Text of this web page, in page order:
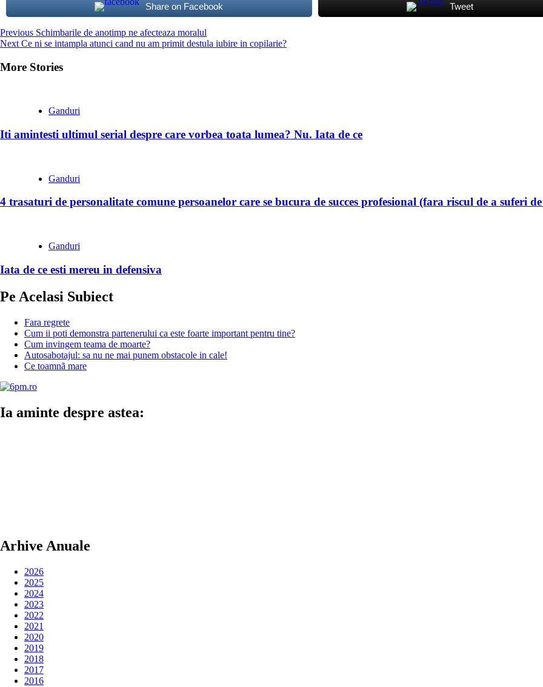
Share on Facebook Tweet
Continue
Reading
Previous Schimbarile de anotimp ne afecteaza moralul
Next Ce ni se intampla atunci cand nu am primit destula iubire in copilarie?
More Stories
Ganduri
Iti amintesti ultimul serial despre care vorbea toata lumea? Nu. Iata de ce
Ganduri
4 trasaturi de personalitate comune persoanelor care se bucura de succes profesional (fara riscul de a suferi
Ganduri
Iata de ce esti mereu in defensiva
Pe Acelasi Subiect
Fara regrete
Cum ii poti demonstra partenerului ca este foarte important pentru tine?
Cum invingem teama de moarte?
Autosabotajul: sa nu ne mai punem obstacole in cale!
Ce toamnã mare
Ia aminte despre astea:
Arhive Anuale
2026
2025
2024
2023
2022
2021
2020
2019
2018
2017
2016